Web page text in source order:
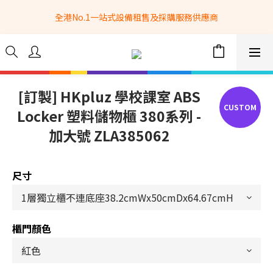
全港No.1一站式設備租售及採購服務供應商
全港No.1一站式設備租售及採購服務供應商
選購現貨產品全單滿$3500自家專送免運費 (只限網站落單, 不適用
於急單, 訂制產品, 屏風, 籠車, 舞台等)
info@hkbasket.com
全港No.1一站式設備租售及採購服務供應商
[訂製] HKpluz 學校課室 ABS
Locker 塑料儲物櫃 380系列 -
加大號 ZLA385062
尺寸
櫃門顏色